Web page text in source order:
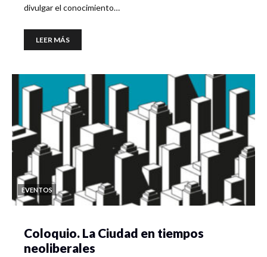
divulgar el conocimiento…
LEER MÁS
EVENTOS
Coloquio. La Ciudad en tiempos
neoliberales